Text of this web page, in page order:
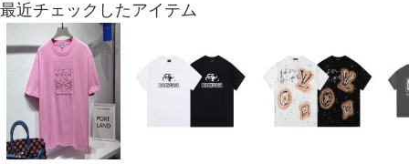
最近チェックしたアイテム